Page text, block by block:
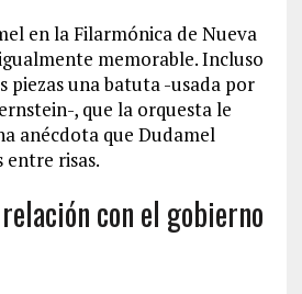
en la Filarmónica de Nueva
memorable. Incluso
piezas una batuta -usada por
, que la orquesta le
anécdota que Dudamel
entre risas.
con el gobierno